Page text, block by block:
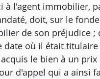
l'agent immobilier,
doit, sur le
de son préjudice
où il était
le bien à un
d'appel qui a ainsi